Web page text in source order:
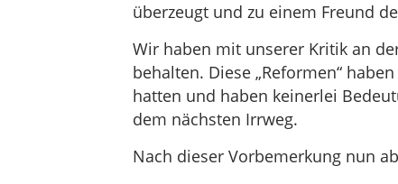
überzeugt und zu einem Freund
Wir haben mit unserer Kritik an
behalten. Diese „Reformen“
hatten und haben keinerlei
dem nächsten Irrweg.
Nach dieser Vorbemerkung nun